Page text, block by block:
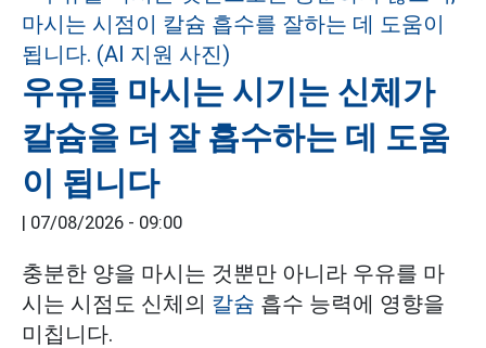
우유를 마시는 시기는 신체가
칼슘을 더 잘 흡수하는 데 도움
이 됩니다
| 07/08/2026 - 09:00
충분한 양을 마시는 것뿐만 아니라 우유를 마
시는 시점도 신체의 칼슘 흡수 능력에 영향을
미칩니다.